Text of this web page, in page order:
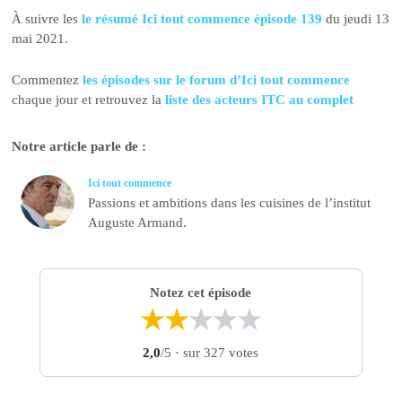
À suivre lesle résumé Ici tout commence épisode 139 du jeudi 13
mai 2021.
Commentezles épisodes sur le forum d’Ici tout commence
chaque jour et retrouvez laliste des acteurs ITC au complet
Notre article parle de :
Ici tout commence
Passions et ambitions dans les cuisines de l’institut
Auguste Armand.
Notez cet épisode
★★★★★
2,0/5 · sur 327 votes